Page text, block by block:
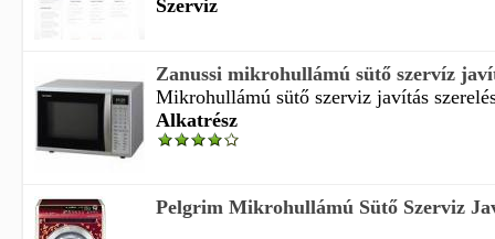
Szerviz
Zanussi mikrohullámú sütő szervíz
Mikrohullámú sütő szerviz javítás
Alkatrész
Pelgrim Mikrohullámú Sütő Szerviz